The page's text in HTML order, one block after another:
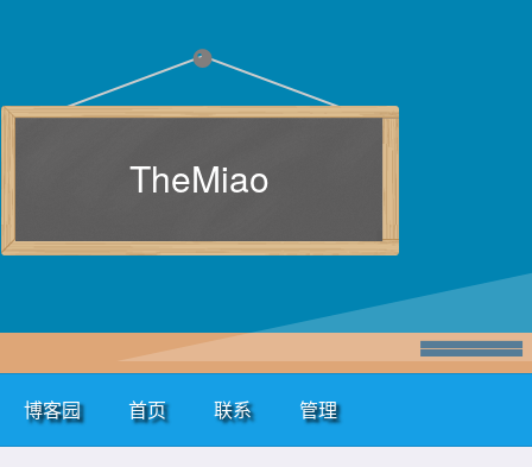
TheMiao
博客园 首页 联系 管理